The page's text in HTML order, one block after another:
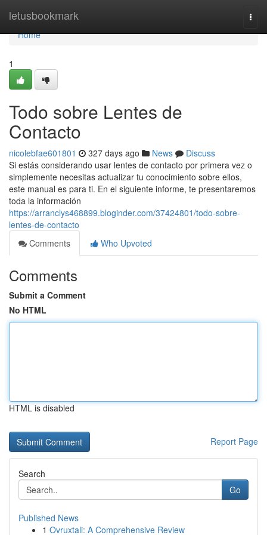
letusbookmark
Home
Home
1
Todo sobre Lentes de
Contacto
nicolebfae601801 327 days ago News
Discuss
Si estás considerando usar lentes de contacto por primera vez o
simplemente necesitas actualizar tu conocimiento sobre ellos,
este manual es para ti. En el siguiente informe, te presentaremos
toda la información
https://arranclys468899.bloginder.com/37424801/todo-sobre-
lentes-de-contacto
Comments
Who Upvoted
Comments
Submit a Comment
No HTML
HTML is disabled
Report Page
Search
Go
Published News
1 Ovruxtali: A Comprehensive Review